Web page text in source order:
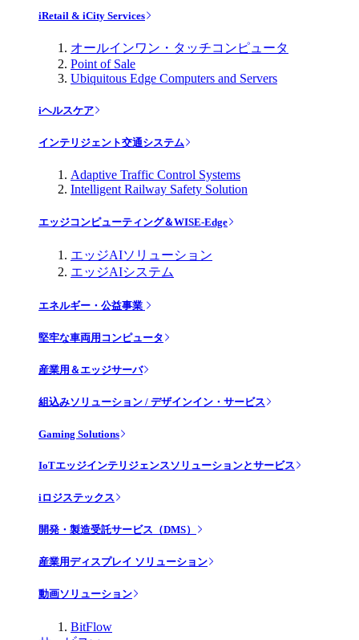
iRetail & iCity Services
オールインワン・タッチコンピュータ
Point of Sale
Ubiquitous Edge Computers and Servers
iヘルスケア
インテリジェント交通システム
Adaptive Traffic Control Systems
Intelligent Railway Safety Solution
エッジコンピューティング＆WISE-Edge
エッジAIソリューション
エッジAIシステム
エネルギー・公益事業
堅牢な車両用コンピュータ
産業用＆エッジサーバ
組込みソリューション / デザインイン・サービス
Gaming Solutions
IoTエッジインテリジェンスソリューションとサービス
iロジステックス
開発・製造受託サービス（DMS）
産業用ディスプレイ ソリューション
動画ソリューション
BitFlow